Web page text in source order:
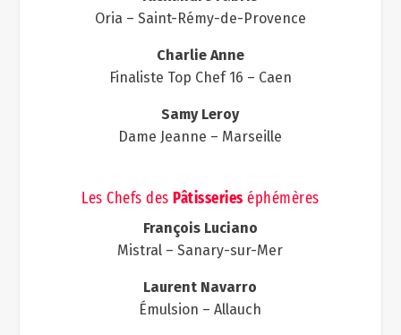
Oria – Saint-Rémy-de-Provence
Charlie Anne
Finaliste Top Chef 16 – Caen
Samy Leroy
Dame Jeanne – Marseille
Les Chefs desPâtisseries éphémères
François Luciano
Mistral – Sanary-sur-Mer
Laurent Navarro
Émulsion – Allauch